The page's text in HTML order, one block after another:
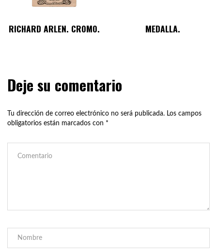
RICHARD ARLEN. CROMO. MEDALLA.
Deje su comentario
Tu dirección de correo electrónico no será publicada. Los campos
obligatorios están marcados con *